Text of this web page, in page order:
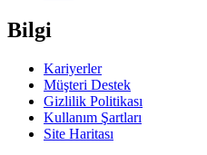
Bilgi
Kariyerler
Müşteri Destek
Gizlilik Politikası
Kullanım Şartları
Site Haritası